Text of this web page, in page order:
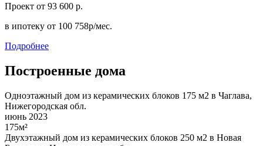
Проект от 93 600 р.
в ипотеку от 100 758р/мес.
Подробнее
Построенные дома
Одноэтажный дом из керамических блоков 175 м2 в Чаглава,
Нижегородская обл.
июнь 2023
175м²
Двухэтажный дом из керамических блоков 250 м2 в Новая